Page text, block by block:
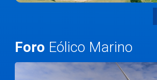
Foro Eólico Marino